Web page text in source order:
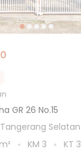
GR 26 No.15
Selatan
m² KM 3 KT 3